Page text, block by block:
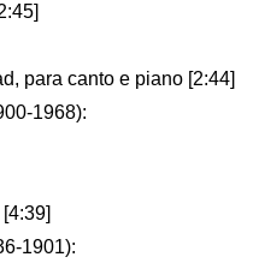
para canto e piano [2:44]
1968):
1901):